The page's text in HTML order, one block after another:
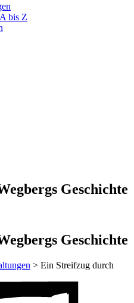
bis Z
Geschichte
Geschichte
> Ein Streifzug durch